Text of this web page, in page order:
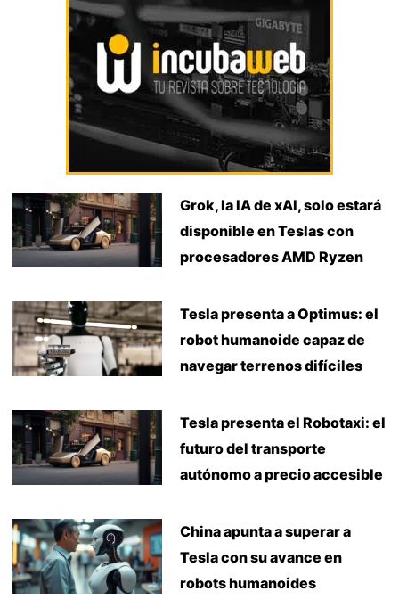
Grok, la IA de xAI, solo estará
disponible en Teslas con
procesadores AMD Ryzen
Tesla presenta a Optimus: el
robot humanoide capaz de
navegar terrenos difíciles
Tesla presenta el Robotaxi: el
futuro del transporte
autónomo a precio accesible
China apunta a superar a
Tesla con su avance en
robots humanoides